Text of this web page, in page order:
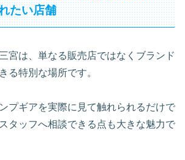
たい店舗
宮は、単なる販売店ではなくブランド
る特別な場所です。
プギアを実際に見て触れられるだけで
タッフへ相談できる点も大きな魅力で